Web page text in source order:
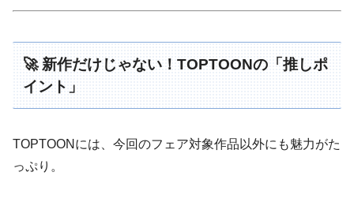
🚀 新作だけじゃない！TOPTOONの「推しポ
イント」
TOPTOONには、今回のフェア対象作品以外にも魅力がた
っぷり。